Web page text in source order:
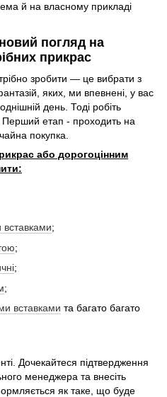
й на власному прикладі
погляд на
прикрас
зробити — це вибрати з
яких, ми впевнені, у вас
день. Тоді робіть
етап - проходить на
покупка.
або дорогоцінним
вставками;
;
;
;
вставками та багато багато
Дочекайтеся підтвердження
менеджера та внесіть
як таке, що буде